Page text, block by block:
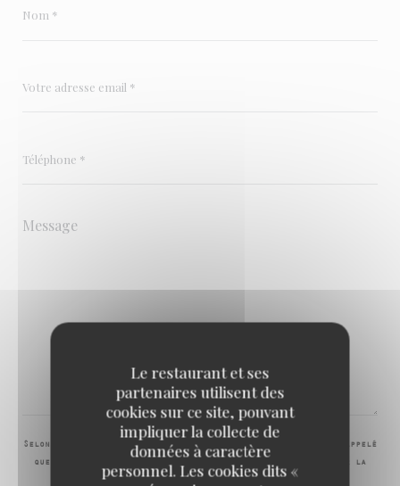
Le restaurant et ses
partenaires utilisent des
cookies sur ce site, pouvant
impliquer la collecte de
données à caractère
personnel. Les cookies dits «
Selon l'article L.223-2 du code de la consommation, il est rappelé
que le consommateur peut user de son droit à s'inscrire sur la
liste d'opposition au démarchage téléphonique Bloctel :